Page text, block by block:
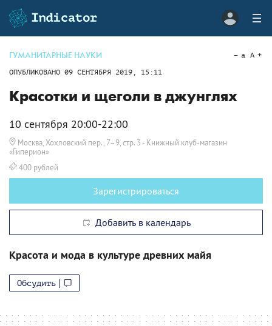
ГУМАНИТАРНЫЕ НАУКИ
ОПУБЛИКОВАНО 09 СЕНТЯБРЯ 2019, 15:11
a A
Красотки и щеголи в джунглях
10 сентября 20:00-22:00
Москва, Хохловский пер., 7–9, стр. 3 - Книжный клуб-магазин
«Гиперион»
400 рублей
Зарегистрироваться
Добавить в календарь
Красота и мода в культуре древних майя
Обсудить